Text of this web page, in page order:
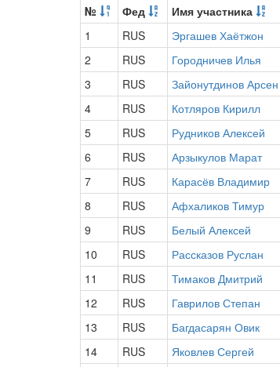
№ Фед Имя участника
1
RUS Эргашев Хаётжон
2
RUS Городничев Илья
3
RUS Зайонутдинов Арсен
4
RUS Котляров Кирилл
5
RUS Рудников Алексей
6
RUS Арзыкулов Марат
7
RUS Карасёв Владимир
8
RUS Афхаликов Тимур
9
RUS Белый Алексей
10
RUS Рассказов Руслан
11
RUS Тимаков Дмитрий
12
RUS Гаврилов Степан
13
RUS Багдасарян Овик
14
RUS Яковлев Сергей